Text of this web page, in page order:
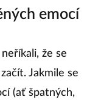
emocí
že se
Jakmile se
(ať špatných,